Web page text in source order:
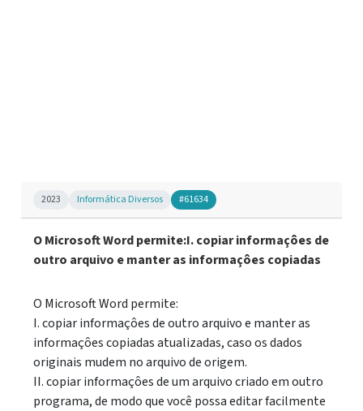
2023 Informática Diversos #61634
O Microsoft Word permite:I. copiar informaçôes de
outro arquivo e manter as informaçôes copiadas
O Microsoft Word permite:
I. copiar informaçôes de outro arquivo e manter as
informaçôes copiadas atualizadas, caso os dados
originais mudem no arquivo de origem.
II. copiar informaçôes de um arquivo criado em outro
programa, de modo que você possa editar facilmente